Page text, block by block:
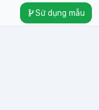
Sử dụng mẫu